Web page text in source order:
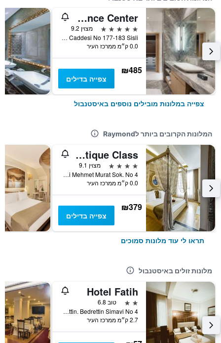
Wyndham Grand Istanbul Levent Hotel & Conference Center
5 כוכבים
מצוין 9.2
Esentepe Mahallesi Buyukdere Caddesi No 177-183 Sisli, איסטנבול, טורקיה
0.0 ק״מ ממרכז העיר
₪485
צפייה בדילים
צפייה במלונות מובילים נוספים באיסטנבול
המלונות הקרובים ביותר לRaymond
Hotel Sultania Boutique Class
4 כוכבים
מצוין 9.1
Ebusuud Caddesi Mehmet Murat Sok. No 4, איסטנבול, טורקיה
0.0 ק״מ ממרכז העיר
₪379
צפייה בדילים
תראו לי עוד מלונות סמוכים
מלונות זולים באיסטנבול
Hotel Fatih
2 כוכבים
טוב 6.8
Aksemsettin. Bedrettin Simavi No 4, איסטנבול, טורקיה
2.7 ק״מ ממרכז העיר